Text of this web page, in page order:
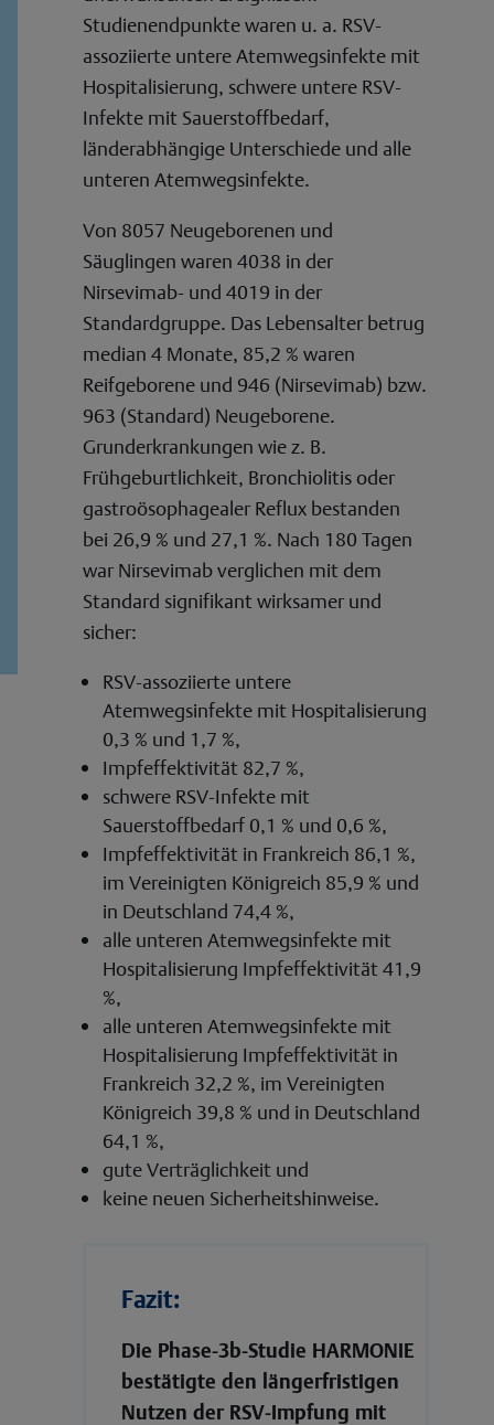
Studienendpunkte waren u. a. RSV-
assoziierte untere Atemwegsinfekte mit
Hospitalisierung, schwere untere RSV-
Infekte mit Sauerstoffbedarf,
länderabhängige Unterschiede und alle
unteren Atemwegsinfekte.
Von 8057 Neugeborenen und
Säuglingen waren 4038 in der
Nirsevimab- und 4019 in der
Standardgruppe. Das Lebensalter betrug
median 4 Monate, 85,2 % waren
Reifgeborene und 946 (Nirsevimab) bzw.
963 (Standard) Neugeborene.
Grunderkrankungen wie z. B.
Frühgeburtlichkeit, Bronchiolitis oder
gastroösophagealer Reflux bestanden
bei 26,9 % und 27,1 %. Nach 180 Tagen
war Nirsevimab verglichen mit dem
Standard signifikant wirksamer und
sicher:
RSV-assoziierte untere
Atemwegsinfekte mit Hospitalisierung
0,3 % und 1,7 %,
Impfeffektivität 82,7 %,
schwere RSV-Infekte mit
Sauerstoffbedarf 0,1 % und 0,6 %,
Impfeffektivität in Frankreich 86,1 %,
im Vereinigten Königreich 85,9 % und
in Deutschland 74,4 %,
alle unteren Atemwegsinfekte mit
Hospitalisierung Impfeffektivität 41,9
%,
alle unteren Atemwegsinfekte mit
Hospitalisierung Impfeffektivität in
Frankreich 32,2 %, im Vereinigten
Königreich 39,8 % und in Deutschland
64,1 %,
gute Verträglichkeit und
keine neuen Sicherheitshinweise.
Fazit:
Die Phase-3b-Studie HARMONIE
bestätigte den längerfristigen
Nutzen der RSV-Impfung mit